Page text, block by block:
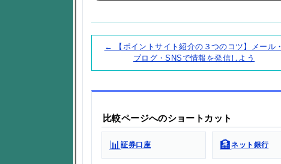
← 【ポイントサイト紹介の３つのコツ】メール・
ブログ・SNSで情報を発信しよう
比較ページへのショートカット
📊証券口座 🏦ネット銀行